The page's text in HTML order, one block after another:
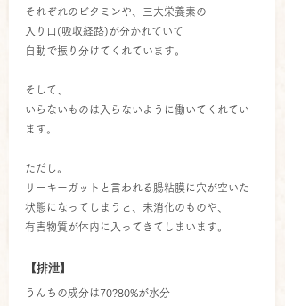
それぞれのビタミンや、三大栄養素の
入り口(吸収経路)が分かれていて
自動で振り分けてくれています。
そして、
いらないものは入らないように働いてくれてい
ます。
ただし。
リーキーガットと言われる腸粘膜に穴が空いた
状態になってしまうと、未消化のものや、
有害物質が体内に入ってきてしまいます。
【排泄】
うんちの成分は70?80%が水分